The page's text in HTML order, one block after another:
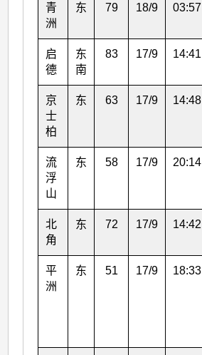
青
洲
东 79 18/9 03:57
启
德
东
南
83 17/9 14:41
京
士
柏
东 63 17/9 14:48
流
浮
山
东 58 17/9 20:14
北
角
东 72 17/9 14:42
平
洲
东 51 17/9 18:33